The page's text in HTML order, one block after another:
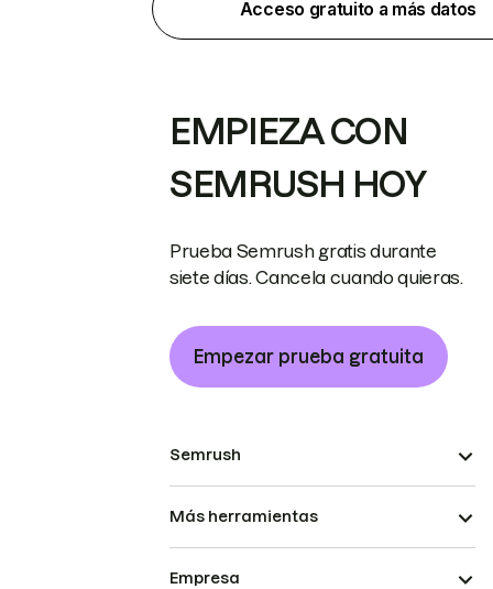
Acceso gratuito a más datos
EMPIEZA CON
SEMRUSH HOY
Prueba Semrush gratis durante
siete días. Cancela cuando quieras.
Empezar prueba gratuita
Semrush
Más herramientas
Empresa